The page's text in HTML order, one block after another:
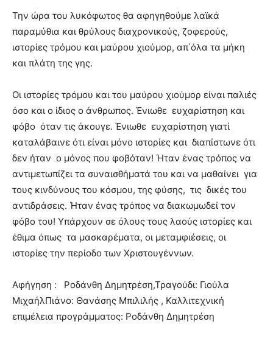
Την ώρα του λυκόφωτος θα αφηγηθούμε λαϊκά
παραμύθια και θρύλους διαχρονικούς, ζοφερούς,
ιστορίες τρόμου και μαύρου χιούμορ, απ΄όλα τα μήκη
και πλάτη της γης.
Οι ιστορίες τρόμου και του μαύρου χιούμορ είναι παλιές
όσο και ο ίδιος ο άνθρωπος. Ένιωθε ευχαρίστηση και
φόβο όταν τις άκουγε. Ένιωθε ευχαρίστηση γιατί
καταλάβαινε ότι είναι μόνο ιστορίες και διαπίστωνε ότι
δεν ήταν ο μόνος που φοβόταν! Ήταν ένας τρόπος να
αντιμετωπίζει τα συναισθήματά του και να μαθαίνει για
τους κινδύνους του κόσμου, της φύσης, τις δικές του
αντιδράσεις. Ήταν ένας τρόπος να διακωμωδεί τον
φόβο του! Υπάρχουν σε όλους τους λαούς ιστορίες και
έθιμα όπως τα μασκαρέματα, οι μεταμφιέσεις, οι
ιστορίες την περίοδο των Χριστουγέννων.
Αφήγηση : Ροδάνθη Δημητρέση,Τραγούδι: Γιούλα
ΜιχαήλΠιάνο: Θανάσης Μπιλιλής , Καλλιτεχνική
επιμέλεια προγράμματος: Ροδάνθη Δημητρέση